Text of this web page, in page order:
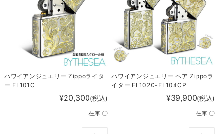
ハワイアンジュエリー Zippoライタ
ー FL101C
¥20,300(税込)
在庫 〇
ハワイアンジュエリー ペア Zippoラ
イター FL102C-FL104CP
¥39,900(税込)
在庫 〇